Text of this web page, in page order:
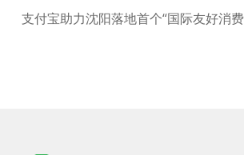
支付宝助力沈阳落地首个“国际友好消